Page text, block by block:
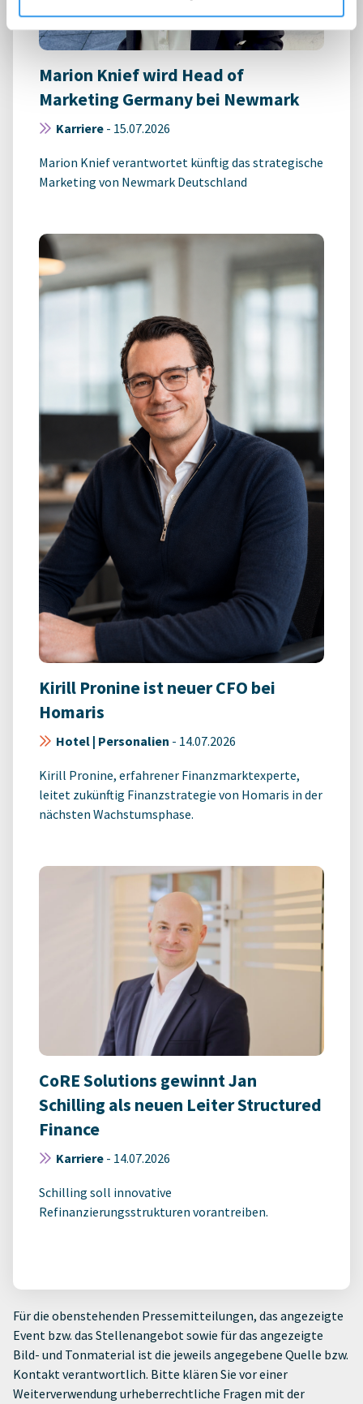
Marion Knief wird Head of
Marketing Germany bei Newmark
Karriere - 15.07.2026
Marion Knief verantwortet künftig das strategische
Marketing von Newmark Deutschland
Kirill Pronine ist neuer CFO bei
Homaris
Hotel | Personalien - 14.07.2026
Kirill Pronine, erfahrener Finanzmarktexperte,
leitet zukünftig Finanzstrategie von Homaris in der
nächsten Wachstumsphase.
CoRE Solutions gewinnt Jan
Schilling als neuen Leiter Structured
Finance
Karriere - 14.07.2026
Schilling soll innovative
Refinanzierungsstrukturen vorantreiben.
Für die obenstehenden Pressemitteilungen, das angezeigte
Event bzw. das Stellenangebot sowie für das angezeigte
Bild- und Tonmaterial ist die jeweils angegebene Quelle bzw.
Kontakt verantwortlich. Bitte klären Sie vor einer
Weiterverwendung urheberrechtliche Fragen mit der